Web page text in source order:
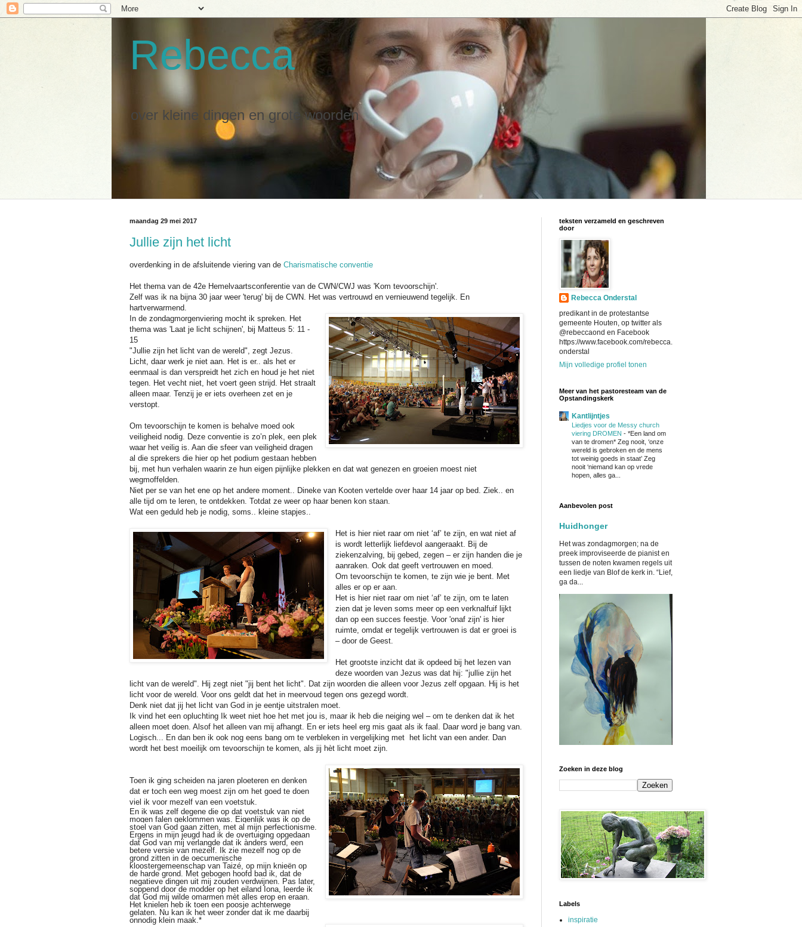
Rebecca
over kleine dingen en grote woorden
maandag 29 mei 2017
Jullie zijn het licht
overdenking in de afsluitende viering van de Charismatische conventie
Het thema van de 42e Hemelvaartsconferentie van de CWN/CWJ was 'Kom tevoorschijn'.
Zelf was ik na bijna 30 jaar weer 'terug' bij de CWN. Het was vertrouwd en vernieuwend tegelijk. En
hartverwarmend.
In de zondagmorgenviering mocht ik spreken. Het
thema was 'Laat je licht schijnen', bij Matteus 5: 11 -
15
"Jullie zijn het licht van de wereld", zegt Jezus.
Licht, daar werk je niet aan. Het is er.. als het er
eenmaal is dan verspreidt het zich en houd je het niet
tegen. Het vecht niet, het voert geen strijd. Het straalt
alleen maar. Tenzij je er iets overheen zet en je
verstopt.
Om tevoorschijn te komen is behalve moed ook
veiligheid nodig. Deze conventie is zo’n plek, een plek
waar het veilig is. Aan die sfeer van veiligheid dragen
al die sprekers die hier op het podium gestaan hebben
bij, met hun verhalen waarin ze hun eigen pijnlijke plekken en dat wat genezen en groeien moest niet
wegmoffelden.
Niet per se van het ene op het andere moment.. Dineke van Kooten vertelde over haar 14 jaar op bed. Ziek.. en
alle tijd om te leren, te ontdekken. Totdat ze weer op haar benen kon staan.
Wat een geduld heb je nodig, soms.. kleine stapjes..
Het is hier niet raar om niet ‘af’ te zijn, en wat niet af
is wordt letterlijk liefdevol aangeraakt. Bij de
ziekenzalving, bij gebed, zegen – er zijn handen die je
aanraken. Ook dat geeft vertrouwen en moed.
Om tevoorschijn te komen, te zijn wie je bent. Met
alles er op er aan.
Het is hier niet raar om niet ‘af’ te zijn, om te laten
zien dat je leven soms meer op een verknalfuif lijkt
dan op een succes feestje. Voor 'onaf zijn' is hier
ruimte, omdat er tegelijk vertrouwen is dat er groei is
– door de Geest.
Het grootste inzicht dat ik opdeed bij het lezen van
deze woorden van Jezus was dat hij: "jullie zijn het
licht van de wereld". Hij zegt niet "jij bent het licht". Dat zijn woorden die alleen voor Jezus zelf opgaan. Hij is het
licht voor de wereld. Voor ons geldt dat het in meervoud tegen ons gezegd wordt.
Denk niet dat jij het licht van God in je eentje uitstralen moet.
Ik vind het een opluchting Ik weet niet hoe het met jou is, maar ik heb die neiging wel – om te denken dat ik het
alleen moet doen. Alsof het alleen van mij afhangt. En er iets heel erg mis gaat als ik faal. Daar word je bang van.
Logisch... En dan ben ik ook nog eens bang om te verbleken in vergelijking met het licht van een ander. Dan
wordt het best moeilijk om tevoorschijn te komen, als jij hèt licht moet zijn.
Toen ik ging scheiden na jaren ploeteren en denken
dat er toch een weg moest zijn om het goed te doen
viel ik voor mezelf van een voetstuk.
En ik was zelf degene die op dat voetstuk van niet
mogen falen geklommen was.
Eigenlijk was ik op de
stoel van God gaan zitten, met al mijn perfectionisme
Ergens in mijn jeugd had ik de overtuiging opgedaan
dat God van mij verlangde dat ik ànders werd, een
betere versie van mezelf. Ik zie mezelf nog op de
grond zitten in de oecumenische
kloostergemeenschap van Taizé, op mijn knieën op
de harde grond. Met gebogen hoofd bad ik, dat de
negatieve dingen uit mij zouden verdwijnen. Pas later,
soppend door de modder op het eiland Iona, leerde ik
dat God mij wilde omarmen mèt alles erop en eraan.
Het knielen heb ik toen een poosje achterwege
gelaten. Nu kan ik het weer zonder dat ik me daarbij
onnodig klein maak.*
teksten verzameld en geschreven
door
Rebecca Onderstal
predikant in de protestantse
gemeente Houten, op twitter als
@rebeccaond en Facebook
https://www.facebook.com/rebecca.
onderstal
Mijn volledige profiel tonen
Meer van het pastoresteam van de
Opstandingskerk
Kantlijntjes
Liedjes voor de Messy church
viering DROMEN - *Een land om
van te dromen* Zeg nooit, ‘onze
wereld is gebroken en de mens
tot weinig goeds in staat’ Zeg
nooit ‘niemand kan op vrede
hopen, alles ga...
Aanbevolen post
Huidhonger
Het was zondagmorgen; na de
preek improviseerde de pianist en
tussen de noten kwamen regels uit
een liedje van Blof de kerk in. “Lief,
ga da...
Zoeken in deze blog
Labels
inspiratie